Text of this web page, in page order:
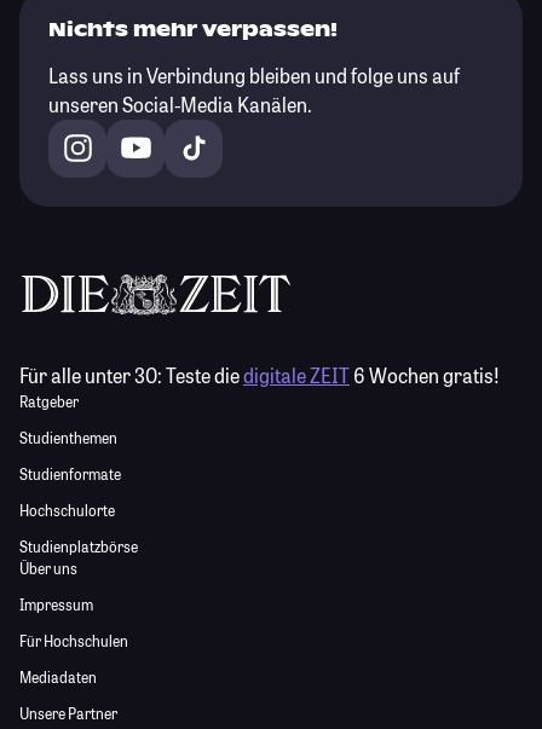
Nichts mehr verpassen!
Lass uns in Verbindung bleiben und folge uns auf
unseren Social-Media Kanälen.
Für alle unter 30:Teste diedigitale ZEIT6 Wochen gratis!
Ratgeber
Studienthemen
Studienformate
Hochschulorte
Studienplatzbörse
Über uns
Impressum
Für Hochschulen
Mediadaten
Unsere Partner